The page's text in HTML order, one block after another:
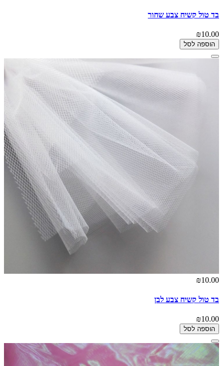
בד טול קשיח צבע שחור
₪10.00
הוספה לסל
₪10.00
בד טול קשיח צבע לבן
₪10.00
הוספה לסל